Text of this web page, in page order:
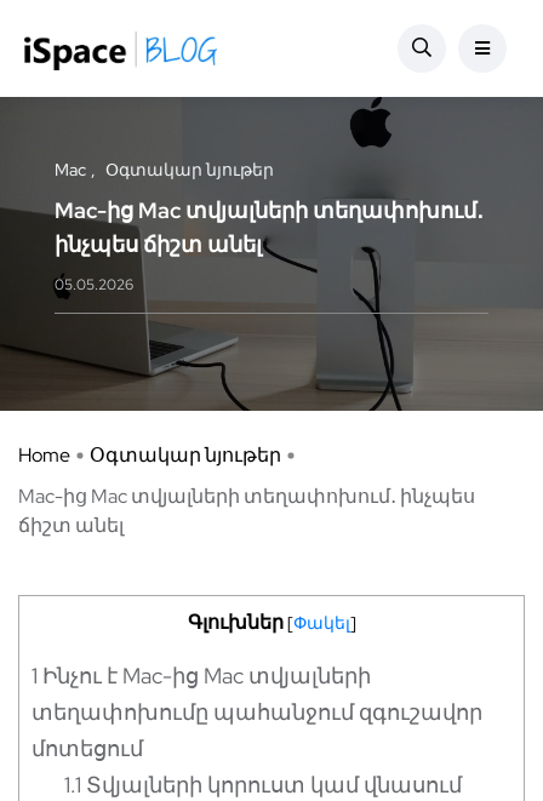
Mac Օգտակար նյութեր
Mac-ից Mac տվյալների տեղափոխում․
ինչպես ճիշտ անել
05.05.2026
Home
Օգտակար նյութեր
Mac-ից Mac տվյալների տեղափոխում․ ինչպես
ճիշտ անել
Գլուխներ[Փակել]
1 Ինչու է Mac-ից Mac տվյալների
տեղափոխումը պահանջում զգուշավոր
մոտեցում
1.1 Տվյալների կորուստ կամ վնասում